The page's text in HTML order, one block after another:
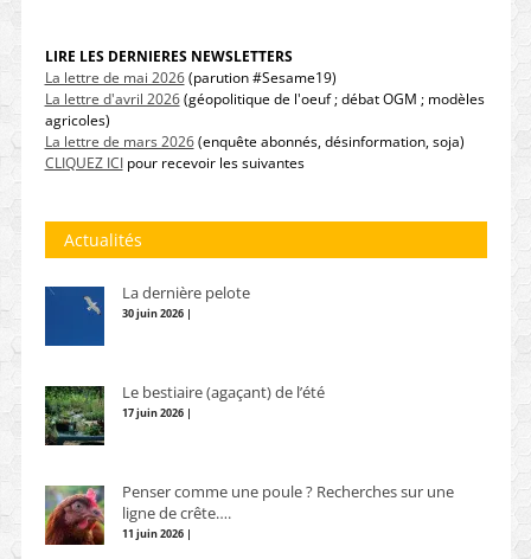
LIRE LES DERNIERES NEWSLETTERS
La lettre de mai 2026(parution #Sesame19)
La lettre d'avril 2026(géopolitique de l'oeuf ; débat OGM ; modèles
agricoles)
La lettre de mars 2026(enquête abonnés, désinformation, soja)
CLIQUEZ ICIpour recevoir les suivantes
Actualités
La dernière pelote
30 juin 2026 |
Le bestiaire (agaçant) de l’été
17 juin 2026 |
Penser comme une poule ? Recherches sur une
ligne de crête….
11 juin 2026 |